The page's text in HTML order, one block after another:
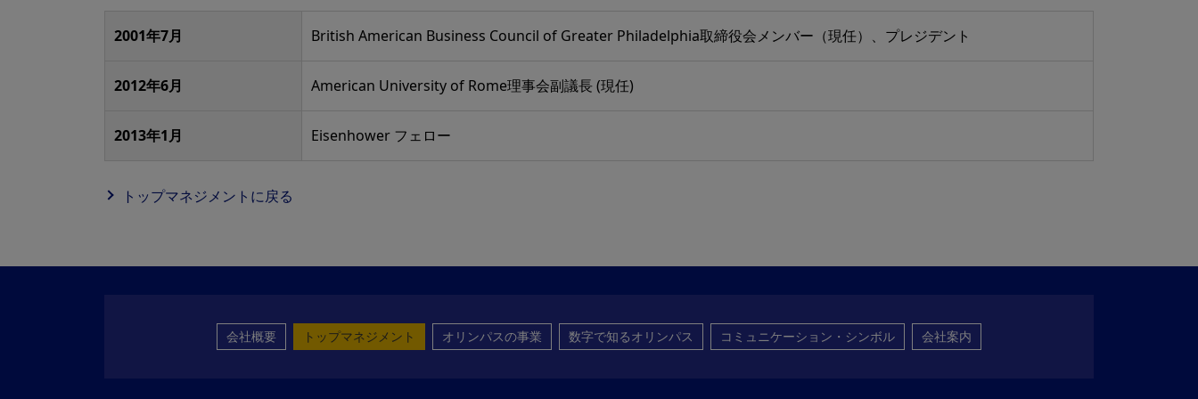
2001年7月 British American Business Council of Greater Philadelphia取締役会メンバー（現任）、プレジデント
2012年6月 American University of Rome理事会副議長 (現任)
2013年1月 Eisenhower フェロー
トップマネジメントに戻る
会社概要 トップマネジメント オリンパスの事業 数字で知るオリンパス コミュニケーション・シンボル 会社案内